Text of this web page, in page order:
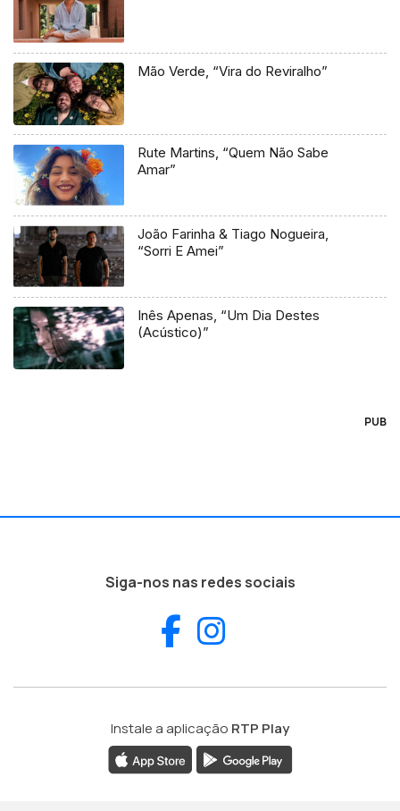
Mão Verde, “Vira do Reviralho”
Rute Martins, “Quem Não Sabe
Amar”
João Farinha & Tiago Nogueira,
“Sorri E Amei”
Inês Apenas, “Um Dia Destes
(Acústico)”
PUB
Siga-nos nas redes sociais
Facebook
Instale a aplicação RTP Play